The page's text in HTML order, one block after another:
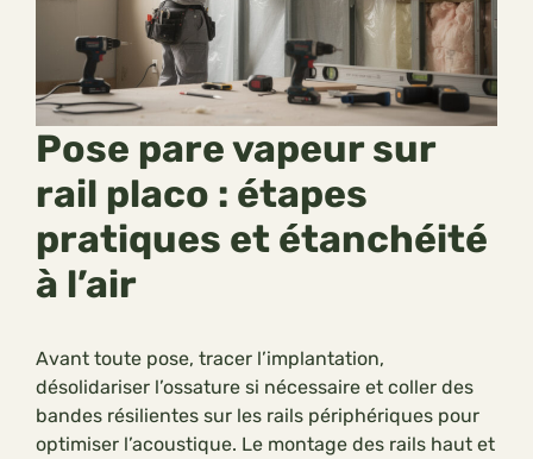
Pose pare vapeur sur
rail placo : étapes
pratiques et étanchéité
à l’air
Avant toute pose, tracer l’implantation,
désolidariser l’ossature si nécessaire et coller des
bandes résilientes sur les rails périphériques pour
optimiser l’acoustique. Le montage des rails haut et